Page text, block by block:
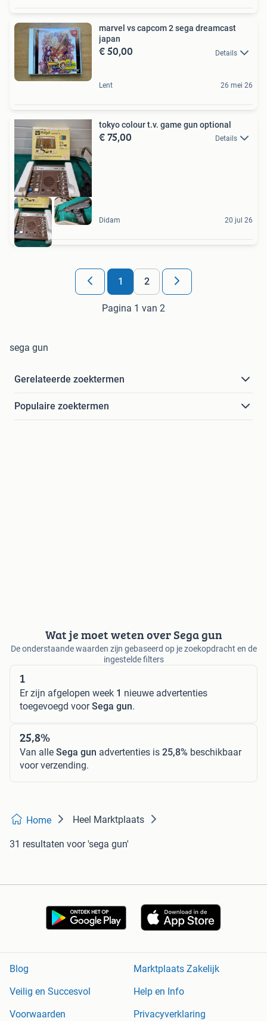
marvel vs capcom 2 sega dreamcast
japan
€ 50,00 Details
Lent 26 mei 26
tokyo colour t.v. game gun optional
€ 75,00 Details
Didam 20 jul 26
1 2
Pagina 1 van 2
sega gun
Gerelateerde zoektermen
Populaire zoektermen
Wat je moet weten over Sega gun
De onderstaande waarden zijn gebaseerd op je zoekopdracht en de
ingestelde filters
1
Er zijn afgelopen week 1 nieuwe advertenties
toegevoegd voorSega gun.
25,8%
Van alle Sega gun advertenties is 25,8% beschikbaar
voor verzending.
Home Heel Marktplaats
31 resultaten voor 'sega gun'
Blog
Marktplaats Zakelijk
Veilig en Succesvol
Help en Info
Voorwaarden
Privacyverklaring